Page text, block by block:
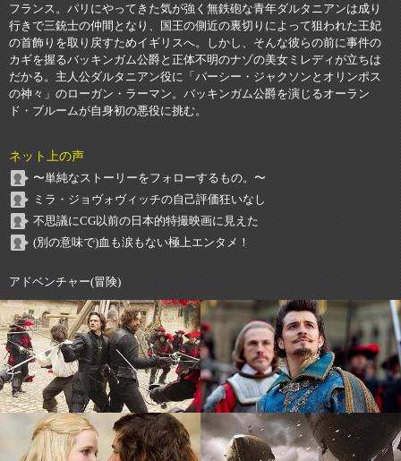
フランス。パリにやってきた気が強く無鉄砲な青年ダルタニアンは成り
行きで三銃士の仲間となり、国王の側近の裏切りによって狙われた王妃
の首飾りを取り戻すためイギリスへ。しかし、そんな彼らの前に事件の
カギを握るバッキンガム公爵と正体不明のナゾの美女ミレディが立ちは
だかる。主人公ダルタニアン役に「パーシー・ジャクソンとオリンポス
の神々」のローガン・ラーマン。バッキンガム公爵を演じるオーラン
ド・ブルームが自身初の悪役に挑む。
ネット上の声
〜単純なストーリーをフォローするもの。〜
ミラ・ジョヴォヴィッチの自己評価狂いなし
不思議にCG以前の日本的特撮映画に見えた
(別の意味で)血も涙もない極上エンタメ！
アドベンチャー(冒険)